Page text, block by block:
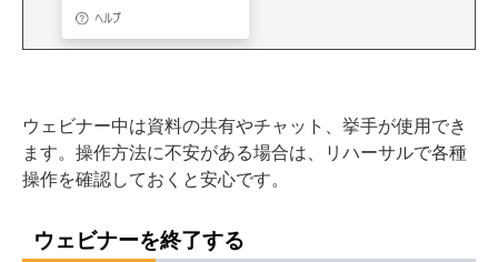
ウェビナー中は資料の共有やチャット、挙手が使用でき
ます。操作方法に不安がある場合は、リハーサルで各種
操作を確認しておくと安心です。
ウェビナーを終了する